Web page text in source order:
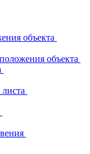
объекта
объекта